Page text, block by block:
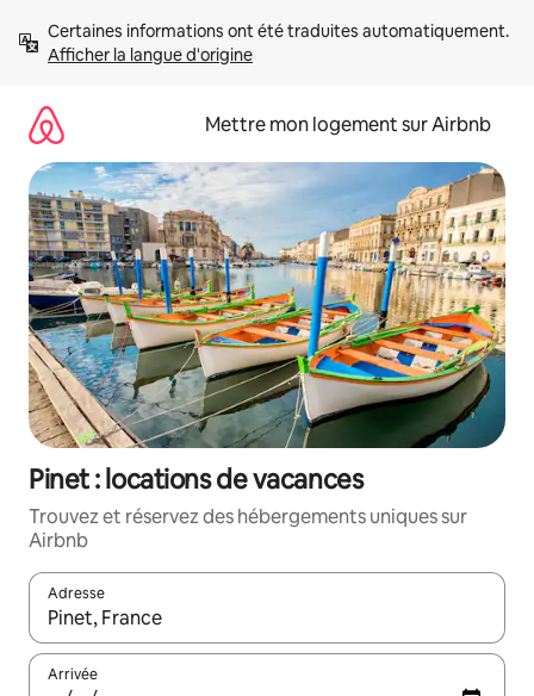
directement
Afficher la langue d'origine
Mettre mon logement sur Airbnb
Pinet : locations de vacances
Trouvez et réservez des hébergements uniques sur
Airbnb
Adresse
Lorsque les résultats s'affichent, utilisez les flèches vers le
Arrivée